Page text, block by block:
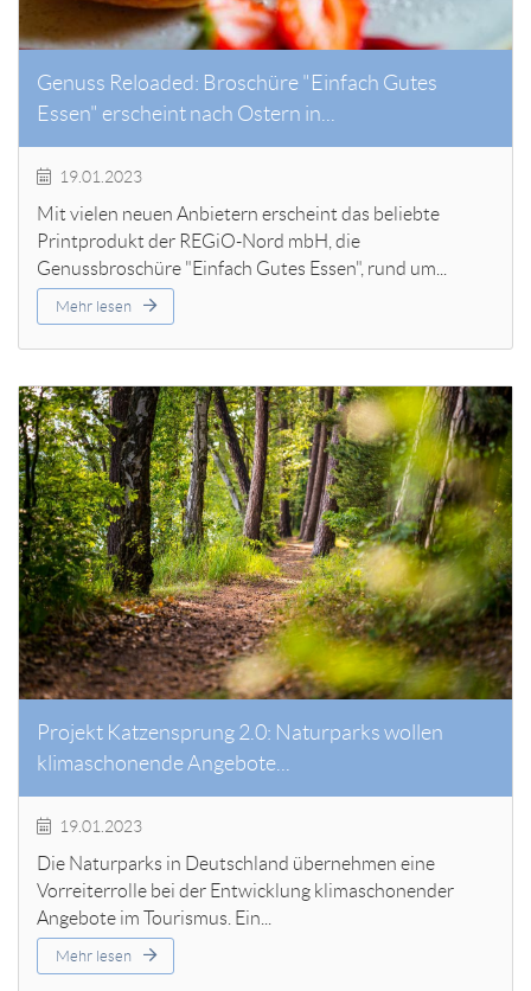
Genuss Reloaded: Broschüre "Einfach Gutes
Essen" erscheint nach Ostern in...
19.01.2023
Mit vielen neuen Anbietern erscheint das beliebte
Printprodukt der REGiO-Nord mbH, die
Genussbroschüre "Einfach Gutes Essen", rund um...
Mehr lesen
Projekt Katzensprung 2.0: Naturparks wollen
klimaschonende Angebote...
19.01.2023
Die Naturparks in Deutschland übernehmen eine
Vorreiterrolle bei der Entwicklung klimaschonender
Angebote im Tourismus. Ein...
Mehr lesen